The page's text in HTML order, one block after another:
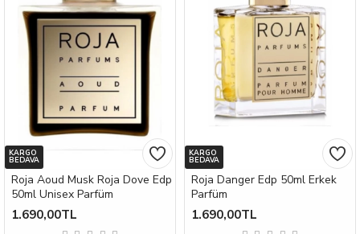
KARGO
BEDAVA
Roja Aoud Musk Roja Dove Edp
50ml Unisex Parfüm
1.690,00TL
KARGO
BEDAVA
Roja Danger Edp 50ml Erkek
Parfüm
1.690,00TL